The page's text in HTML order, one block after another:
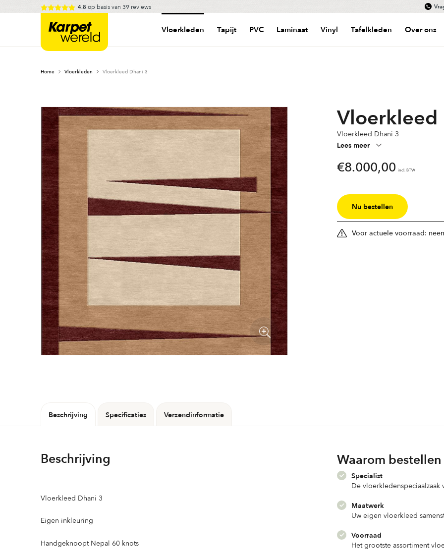
to
4.8 op basis van 39 reviews
Karpetwereld Vloerkleden Tapijt PVC Laminaat Vinyl Tafelkleden Over ons
Home Vloerkleden Vloerkleed Dhani 3
Vloerkleed
Vloerkleed Dhani 3
Lees meer
€8.000,00 incl. BTW
Nu bestellen
Voor actuele voorraad:
Beschrijving Specificaties Verzendinformatie
Beschrijving
Vloerkleed Dhani 3
Eigen inkleuring
Handgeknoopt Nepal 60 knots
Waarom
Specialist
De vloerkledenspeciaalzaak
Maatwerk
Uw eigen vloerkleed
Voorraad
Het grootste assortiment